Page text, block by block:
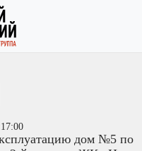
дом №5 по